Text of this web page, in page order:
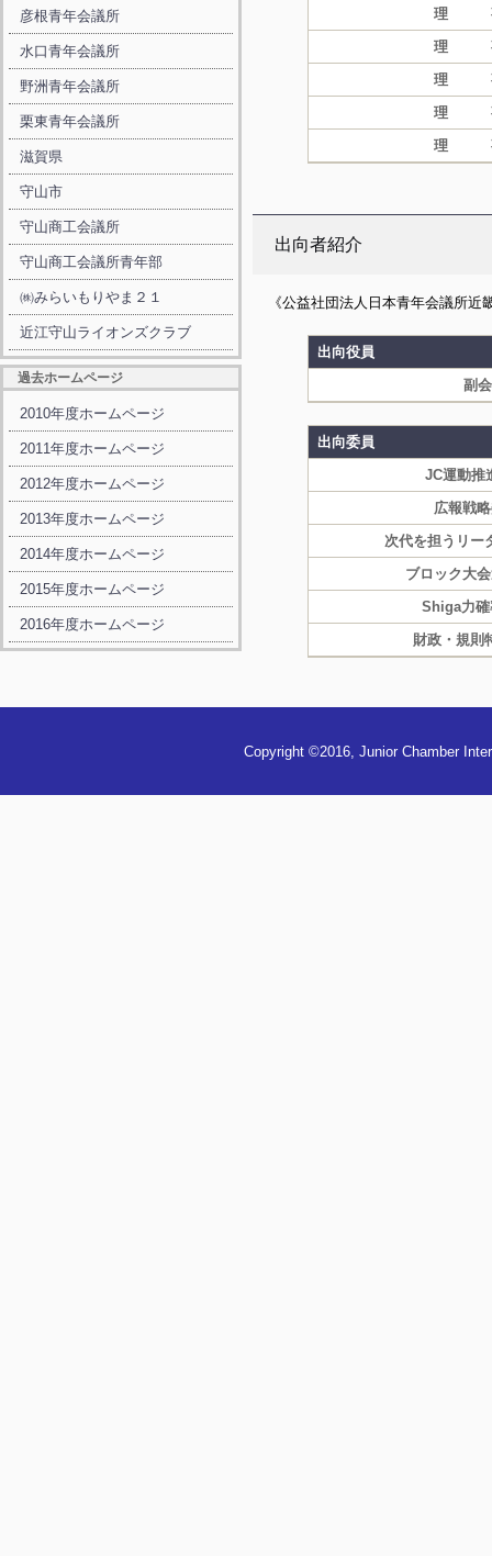
理
理
理
理
理
出向者紹介
《公益社団法人日本青年会議所
出向役員
副
出向委員
JC運動推
広報戦
次代を担うリー
ブロック大
Shiga力確
財政・規則
彦根青年会議所
水口青年会議所
野洲青年会議所
栗東青年会議所
滋賀県
守山市
守山商工会議所
守山商工会議所青年部
㈱みらいもりやま２１
近江守山ライオンズクラブ
過去ホームページ
2010年度ホームページ
2011年度ホームページ
2012年度ホームページ
2013年度ホームページ
2014年度ホームページ
2015年度ホームページ
2016年度ホームページ
Copyright ©2016, Junior Chamber